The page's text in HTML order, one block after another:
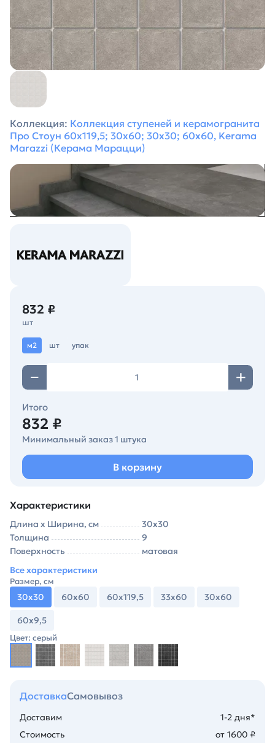
Коллекция: Коллекция ступеней и керамогранита
Про Стоун 60х119,5; 30х60; 30х30; 60х60, Kerama
Marazzi (Керама Марацци)
832 ₽
шт
м2 шт упак
Итого
832 ₽
Минимальный заказ 1 штука
В корзину
Характеристики
Длина х Ширина, см
30х30
Толщина
9
Поверхность
матовая
Все характеристики
Размер, см
30х30 60х60 60х119,5 33х60 30х60
60х9,5
Цвет: серый
ДоставкаСамовывоз
Доставим
1-2 дня*
Стоимость
от 1600 ₽